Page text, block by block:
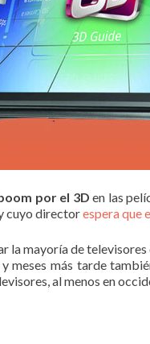
por el 3D en las
cuyo directorespera que
la mayoría de
y meses más tarde
al menos en